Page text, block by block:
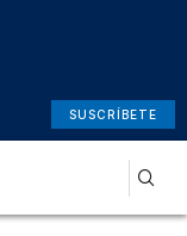
SUSCRÍBETE